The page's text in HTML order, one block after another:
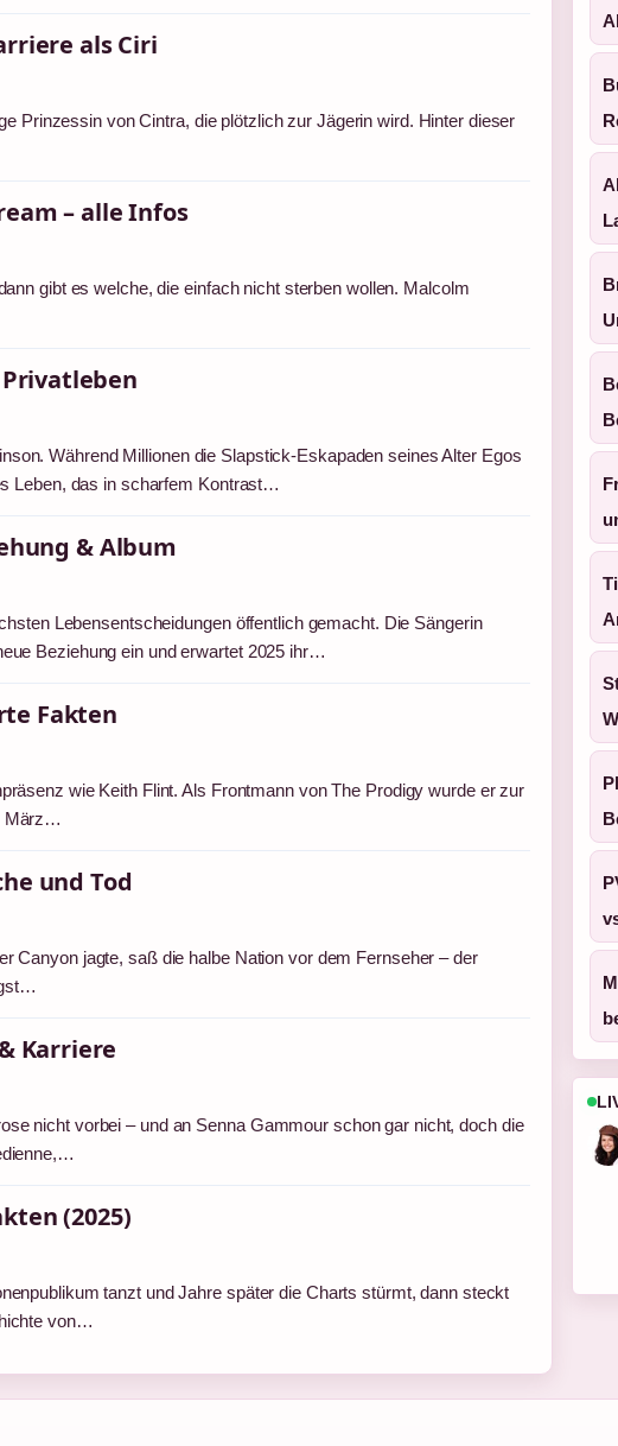
als Ciri
Prinzessin von Cintra, die plötzlich zur Jägerin wird. Hinter dieser
– alle Infos
gibt es welche, die einfach nicht sterben wollen. Malcolm
Während Millionen die Slapstick-Eskapaden seines Alter Egos
Leben, das in scharfem Kontrast…
& Album
Lebensentscheidungen öffentlich gemacht. Die Sängerin
Beziehung ein und erwartet 2025 ihr…
Fakten
wie Keith Flint. Als Frontmann von The Prodigy wurde er zur
März…
und Tod
Canyon jagte, saß die halbe Nation vor dem Fernseher – der
Karriere
nicht vorbei – und an Senna Gammour schon gar nicht, doch die
(2025)
tanzt und Jahre später die Charts stürmt, dann steckt
von…